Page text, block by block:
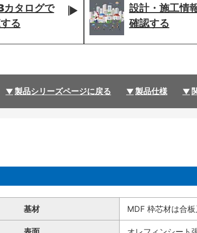
カタログで
る
設計・施工情
確認する
製品シリーズページに戻る 製品仕様
基材 MDF 枠芯材は合